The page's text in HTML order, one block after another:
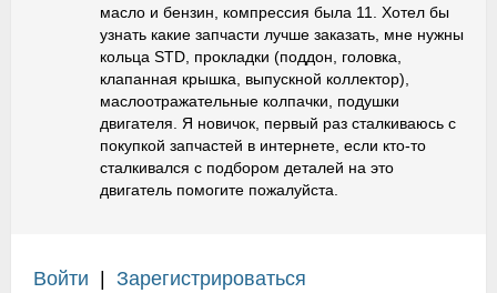
масло и бензин, компрессия была 11. Хотел бы
узнать какие запчасти лучше заказать, мне нужны
кольца STD, прокладки (поддон, головка,
клапанная крышка, выпускной коллектор),
маслоотражательные колпачки, подушки
двигателя. Я новичок, первый раз сталкиваюсь с
покупкой запчастей в интернете, если кто-то
сталкивался с подбором деталей на это
двигатель помогите пожалуйста.
Войти Зарегистрироваться